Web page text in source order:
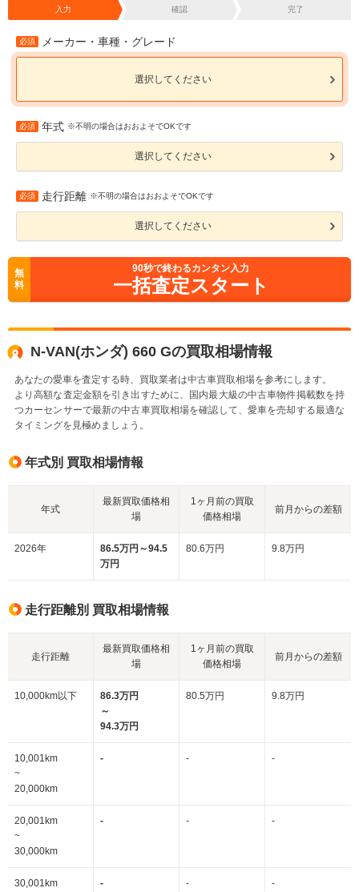
入力 確認 完了
必須 メーカー・車種・グレード
選択してください
必須 年式 ※不明の場合はおおよそでOKです
選択してください
必須 走行距離 ※不明の場合はおおよそでOKです
選択してください
無
料
90秒で終わるカンタン入力
一括査定スタート
N-VAN(ホンダ) 660 Gの買取相場情報
あなたの愛車を査定する時、買取業者は中古車買取相場を参考にします。
より高額な査定金額を引き出すために、国内最大級の中古車物件掲載数を持
つカーセンサーで最新の中古車買取相場を確認して、愛車を売却する最適な
タイミングを見極めましょう。
年式別 買取相場情報
年式
最新買取価格相
場
1ヶ月前の買取
価格相場
前月からの差額
2026年
86.5万円～94.5
万円
80.6万円 9.8万円
走行距離別 買取相場情報
走行距離
最新買取価格相
場
1ヶ月前の買取
価格相場
前月からの差額
10,000km以下
86.3万円
～
94.3万円
80.5万円 9.8万円
10,001km
~
20,000km
- - -
20,001km
~
30,000km
- - -
30,001km
- - -